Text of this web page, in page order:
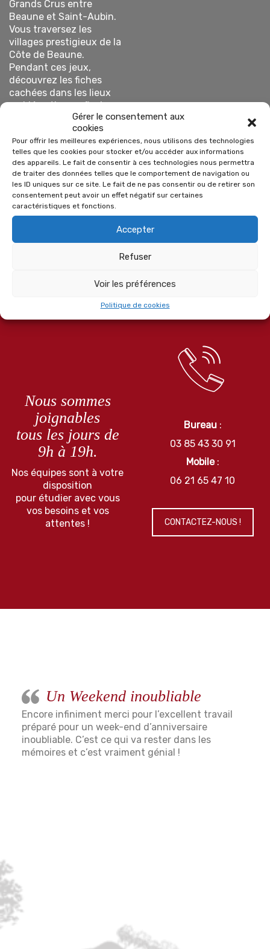
Gérer le consentement aux
cookies
Pour offrir les meilleures expériences, nous utilisons des technologies
telles que les cookies pour stocker et/ou accéder aux informations
des appareils. Le fait de consentir à ces technologies nous permettra
de traiter des données telles que le comportement de navigation ou
les ID uniques sur ce site. Le fait de ne pas consentir ou de retirer son
consentement peut avoir un effet négatif sur certaines
caractéristiques et fonctions.
Accepter
Refuser
Voir les préférences
Politique de cookies
Grands Crus entre
Beaune et Saint-Aubin.
Vous traversez les
villages prestigieux de la
Côte de Beaune.
Pendant ces jeux,
découvrez les fiches
cachées dans les lieux
emblématiques, flashez
les QR codes ou répondez
aux questions posées par
l’animateur.
NOS FORMULES
Nous sommes
joignables
tous les jours de
9h à 19h.
Nos équipes sont à votre
disposition
pour étudier avec vous
vos besoins et vos
attentes !
Bureau:
03 85 43 30 91
Mobile:
06 21 65 47 10
CONTACTEZ-NOUS !
Un Weekend inoubliable
Encore infiniment merci pour l’excellent travail
préparé pour un week-end d’anniversaire
inoubliable. C’est ce qui va rester dans les
mémoires et c’est vraiment génial !